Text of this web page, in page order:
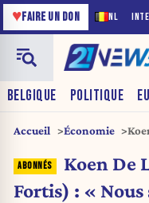
NL
♥FAIRE UN DON
BELGIQUE POLITIQUE
Accueil Économie
Koen De
Fortis) : « Nous